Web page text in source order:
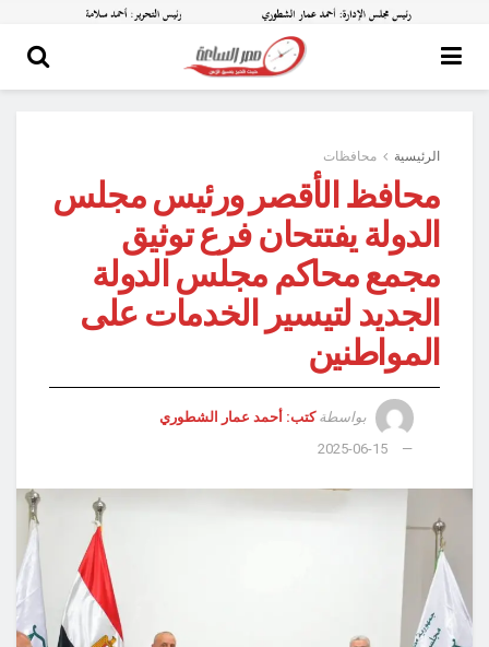
الرئيسية محافظات
محافظ الأقصر ورئيس مجلس
الدولة يفتتحان فرع توثيق
مجمع محاكم مجلس الدولة
الجديد لتيسير الخدمات على
المواطنين
بواسطة كتب: أحمد عمار الشطوري
2025-06-15